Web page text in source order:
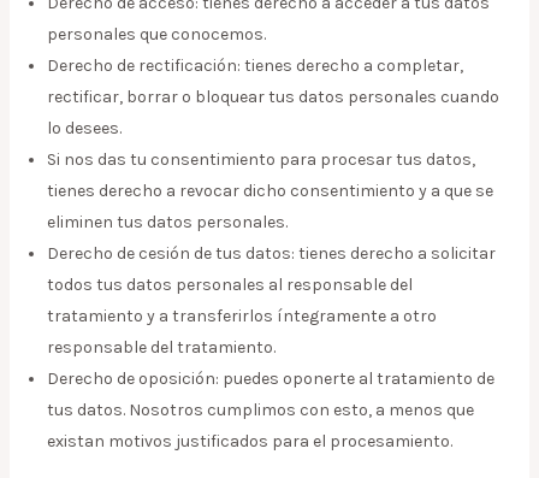
personales que conocemos.
Derecho de rectificación: tienes derecho a completar,
rectificar, borrar o bloquear tus datos personales cuando
lo desees.
Si nos das tu consentimiento para procesar tus datos,
tienes derecho a revocar dicho consentimiento y a que se
eliminen tus datos personales.
Derecho de cesión de tus datos: tienes derecho a solicitar
todos tus datos personales al responsable del
tratamiento y a transferirlos íntegramente a otro
responsable del tratamiento.
Derecho de oposición: puedes oponerte al tratamiento de
tus datos. Nosotros cumplimos con esto, a menos que
existan motivos justificados para el procesamiento.